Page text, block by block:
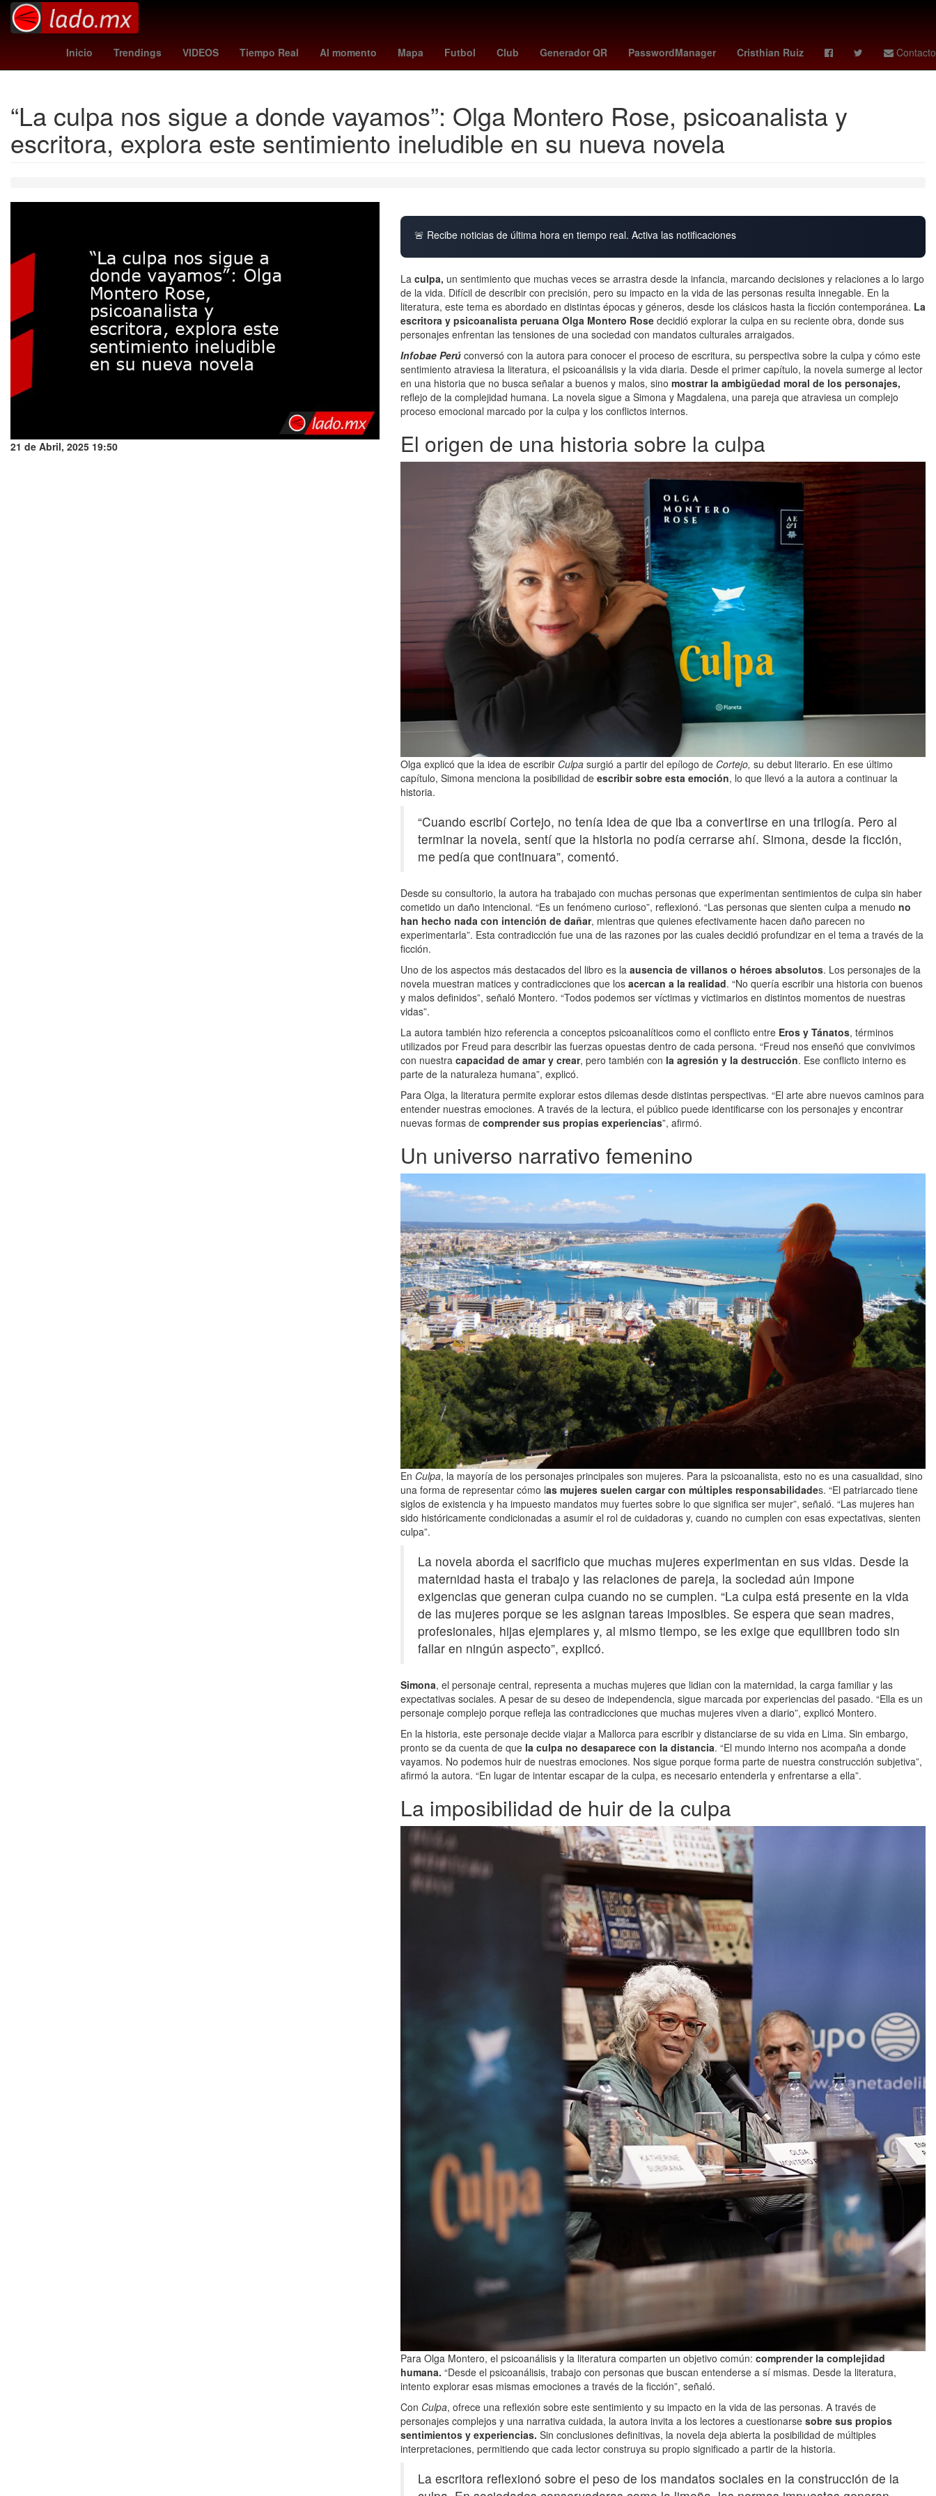
Inicio Trendings VIDEOS Tiempo Real Al momento Mapa Futbol Club Generador QR PasswordManager Cristhian Ruiz Contacto
Brasil Semana Santa messi edad Nueva York 26 de marzo meghan duquesa de sussex Dólar estadounidense Perú Lilo y Stitch estreno Star Wars
“La culpa nos sigue a donde vayamos”: Olga Montero Rose, psicoanalista y
escritora, explora este sentimiento ineludible en su nueva novela
21 de Abril, 2025 19:50
🚨 Recibe noticias de última hora en tiempo real. Activa las notificaciones
La culpa, un sentimiento que muchas veces se arrastra desde la infancia, marcando decisiones y relaciones a lo largo
de la vida. Difícil de describir con precisión, pero su impacto en la vida de las personas resulta innegable. En la
literatura, este tema es abordado en distintas épocas y géneros, desde los clásicos hasta la ficción contemporánea. La
escritora y psicoanalista peruana Olga Montero Rose decidió explorar la culpa en su reciente obra, donde sus
personajes enfrentan las tensiones de una sociedad con mandatos culturales arraigados.
Infobae Perú conversó con la autora para conocer el proceso de escritura, su perspectiva sobre la culpa y cómo este
sentimiento atraviesa la literatura, el psicoanálisis y la vida diaria. Desde el primer capítulo, la novela sumerge al lector
en una historia que no busca señalar a buenos y malos, sino mostrar la ambigüedad moral de los personajes,
reflejo de la complejidad humana. La novela sigue a Simona y Magdalena, una pareja que atraviesa un complejo
proceso emocional marcado por la culpa y los conflictos internos.
El origen de una historia sobre la culpa
Olga explicó que la idea de escribir Culpa surgió a partir del epílogo de Cortejo, su debut literario. En ese último
capítulo, Simona menciona la posibilidad de escribir sobre esta emoción, lo que llevó a la autora a continuar la
historia.
“Cuando escribí Cortejo, no tenía idea de que iba a convertirse en una trilogía. Pero al
terminar la novela, sentí que la historia no podía cerrarse ahí. Simona, desde la ficción,
me pedía que continuara”, comentó.
Desde su consultorio, la autora ha trabajado con muchas personas que experimentan sentimientos de culpa sin haber
cometido un daño intencional. “Es un fenómeno curioso”, reflexionó. “Las personas que sienten culpa a menudo no
han hecho nada con intención de dañar, mientras que quienes efectivamente hacen daño parecen no
experimentarla”. Esta contradicción fue una de las razones por las cuales decidió profundizar en el tema a través de la
ficción.
Uno de los aspectos más destacados del libro es la ausencia de villanos o héroes absolutos. Los personajes de la
novela muestran matices y contradicciones que los acercan a la realidad. “No quería escribir una historia con buenos
y malos definidos”, señaló Montero. “Todos podemos ser víctimas y victimarios en distintos momentos de nuestras
vidas”.
La autora también hizo referencia a conceptos psicoanalíticos como el conflicto entre Eros y Tánatos, términos
utilizados por Freud para describir las fuerzas opuestas dentro de cada persona. “Freud nos enseñó que convivimos
con nuestra capacidad de amar y crear, pero también con la agresión y la destrucción. Ese conflicto interno es
parte de la naturaleza humana”, explicó.
Para Olga, la literatura permite explorar estos dilemas desde distintas perspectivas. “El arte abre nuevos caminos para
entender nuestras emociones. A través de la lectura, el público puede identificarse con los personajes y encontrar
nuevas formas de comprender sus propias experiencias”, afirmó.
Un universo narrativo femenino
En Culpa, la mayoría de los personajes principales son mujeres. Para la psicoanalista, esto no es una casualidad, sino
una forma de representar cómo las mujeres suelen cargar con múltiples responsabilidades. “El patriarcado tiene
siglos de existencia y ha impuesto mandatos muy fuertes sobre lo que significa ser mujer”, señaló. “Las mujeres han
sido históricamente condicionadas a asumir el rol de cuidadoras y, cuando no cumplen con esas expectativas, sienten
culpa”.
La novela aborda el sacrificio que muchas mujeres experimentan en sus vidas. Desde la
maternidad hasta el trabajo y las relaciones de pareja, la sociedad aún impone
exigencias que generan culpa cuando no se cumplen. “La culpa está presente en la vida
de las mujeres porque se les asignan tareas imposibles. Se espera que sean madres,
profesionales, hijas ejemplares y, al mismo tiempo, se les exige que equilibren todo sin
fallar en ningún aspecto”, explicó.
Simona, el personaje central, representa a muchas mujeres que lidian con la maternidad, la carga familiar y las
expectativas sociales. A pesar de su deseo de independencia, sigue marcada por experiencias del pasado. “Ella es un
personaje complejo porque refleja las contradicciones que muchas mujeres viven a diario”, explicó Montero.
En la historia, este personaje decide viajar a Mallorca para escribir y distanciarse de su vida en Lima. Sin embargo,
pronto se da cuenta de que la culpa no desaparece con la distancia. “El mundo interno nos acompaña a donde
vayamos. No podemos huir de nuestras emociones. Nos sigue porque forma parte de nuestra construcción subjetiva”,
afirmó la autora. “En lugar de intentar escapar de la culpa, es necesario entenderla y enfrentarse a ella”.
La imposibilidad de huir de la culpa
Para Olga Montero, el psicoanálisis y la literatura comparten un objetivo común: comprender la complejidad
humana. “Desde el psicoanálisis, trabajo con personas que buscan entenderse a sí mismas. Desde la literatura,
intento explorar esas mismas emociones a través de la ficción”, señaló.
Con Culpa, ofrece una reflexión sobre este sentimiento y su impacto en la vida de las personas. A través de
personajes complejos y una narrativa cuidada, la autora invita a los lectores a cuestionarse sobre sus propios
sentimientos y experiencias. Sin conclusiones definitivas, la novela deja abierta la posibilidad de múltiples
interpretaciones, permitiendo que cada lector construya su propio significado a partir de la historia.
La escritora reflexionó sobre el peso de los mandatos sociales en la construcción de la